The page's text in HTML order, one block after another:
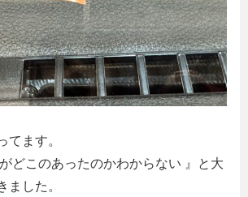
てます。
どこのあったのかわからない 』と大
ました。